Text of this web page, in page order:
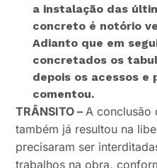
a instalação das
concreto é notório
Adianto que em
concretados os
depois os acessos e
comentou.
TRÂNSITO –A conclusão
também já resultou na
precisaram ser
trabalhos na obra,